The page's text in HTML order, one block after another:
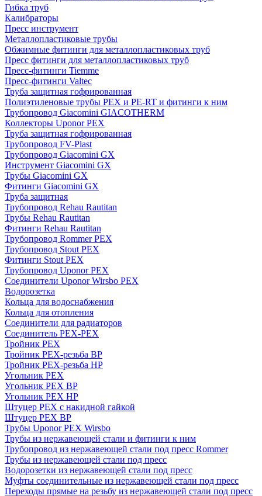
Гибка труб
Калибраторы
Пресс инструмент
Металлопластиковые трубы
Обжимные фитинги для металлопластиковых труб
Пресс фитинги для металлопластиковых труб
Пресс-фитинги Tiemme
Пресс-фитинги Valtec
Труба защитная гофрированная
Полиэтиленовые трубы PEX и PE-RT и фитинги к ним
Трубопровод Giacomini GIACOTHERM
Коллекторы Uponor PEX
Труба защитная гофрированная
Трубопровод FV-Plast
Трубопровод Giacomini GX
Инструмент Giacomini GX
Трубы Giacomini GX
Фитинги Giacomini GX
Труба защитная
Трубопровод Rehau Rautitan
Трубы Rehau Rautitan
Фитинги Rehau Rautitan
Трубопровод Rommer PEX
Трубопровод Stout PEX
Фитинги Stout PEX
Трубопровод Uponor PEX
Соединители Uponor Wirsbo PEX
Водорозетка
Кольца для водоснабжения
Кольца для отопления
Соединители для радиаторов
Соединитель PEX-PEX
Тройник PEX
Тройник PEX-резьба ВР
Тройник PEX-резьба НР
Угольник PEX
Угольник PEX ВР
Угольник PEX НР
Штуцер PEX c накидной гайкой
Штуцер PEX ВР
Трубы Uponor PEX Wirsbo
Трубы из нержавеющей стали и фитинги к ним
Трубопровод из нержавеющей стали под пресс Rommer
Трубы из нержавеющей стали под пресс
Водорозетки из нержавеющей стали под пресс
Муфты соединительные из нержавеющей стали под пресс
Переходы прямые на резьбу из нержавеющей стали под пресс